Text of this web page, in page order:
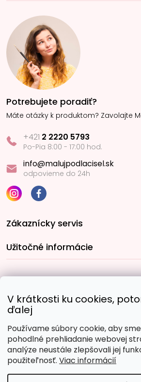
V krátkosti ku cookies,
ďalej
Používame súbory cookie, aby
pohodlné prehliadanie webovej
analýze neustále zlepšovali jej
použiteľnosť. Viac informácií
Potrebujete poradiť?
Máte otázky k produktom? Zavolajte
+421 2 2220 5793
Po-Pia 8:00 - 17:00 hod.
info@malujpodlacisel.sk
odpovieme do 24h
Zákaznícky servis
Užitočné informácie
Obľúbené spôsoby